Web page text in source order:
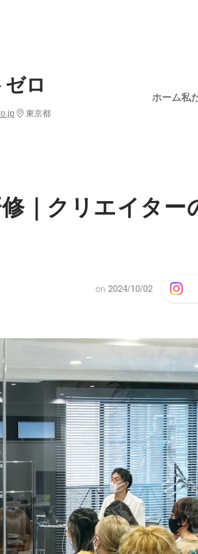
ロ
東京都
ホーム私
｜クリエイター
on 2024/10/02